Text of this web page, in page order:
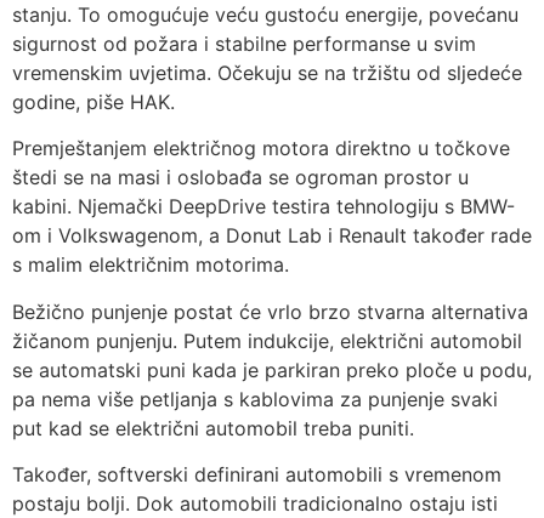
stanju. To omogućuje veću gustoću energije, povećanu
sigurnost od požara i stabilne performanse u svim
vremenskim uvjetima. Očekuju se na tržištu od sljedeće
godine, piše HAK.
Premještanjem električnog motora direktno u točkove
štedi se na masi i oslobađa se ogroman prostor u
kabini. Njemački DeepDrive testira tehnologiju s BMW-
om i Volkswagenom, a Donut Lab i Renault također rade
s malim električnim motorima.
Bežično punjenje postat će vrlo brzo stvarna alternativa
žičanom punjenju. Putem indukcije, električni automobil
se automatski puni kada je parkiran preko ploče u podu,
pa nema više petljanja s kablovima za punjenje svaki
put kad se električni automobil treba puniti.
Također, softverski definirani automobili s vremenom
postaju bolji. Dok automobili tradicionalno ostaju isti